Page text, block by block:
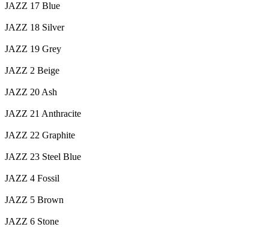
JAZZ 17 Blue
JAZZ 18 Silver
JAZZ 19 Grey
JAZZ 2 Beige
JAZZ 20 Ash
JAZZ 21 Anthracite
JAZZ 22 Graphite
JAZZ 23 Steel Blue
JAZZ 4 Fossil
JAZZ 5 Brown
JAZZ 6 Stone